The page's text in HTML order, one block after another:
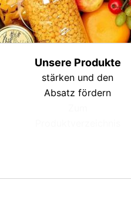
Unsere Produkte
stärken und den
Absatz fördern